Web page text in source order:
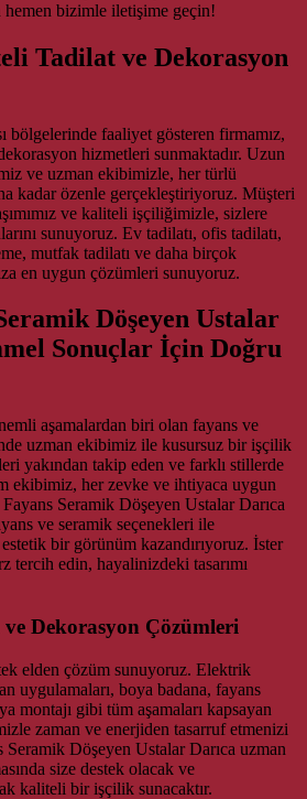
bizimle iletişime geçin!
Tadilat ve Dekorasyon
bölgelerinde faaliyet gösteren firmamız,
hizmetleri sunmaktadır. Uzun
ve uzman ekibimizle, her türlü
kadar özenle gerçekleştiriyoruz. Müşteri
ve kaliteli işçiliğimizle, sizlere
sunuyoruz. Ev tadilatı, ofis tadilatı,
mutfak tadilatı ve daha birçok
en uygun çözümleri sunuyoruz.
Döşeyen Ustalar
Sonuçlar İçin Doğru
aşamalardan biri olan fayans ve
uzman ekibimiz ile kusursuz bir işçilik
yakından takip eden ve farklı stillerde
ekibimiz, her zevke ve ihtiyaca uygun
Seramik Döşeyen Ustalar Darıca
ve seramik seçenekleri ile
bir görünüm kazandırıyoruz. İster
tercih edin, hayalinizdeki tasarımı
Dekorasyon Çözümleri
elden çözüm sunuyoruz. Elektrik
uygulamaları, boya badana, fayans
montajı gibi tüm aşamaları kapsayan
zaman ve enerjiden tasarruf etmenizi
Seramik Döşeyen Ustalar Darıca uzman
size destek olacak ve
kaliteli bir işçilik sunacaktır.